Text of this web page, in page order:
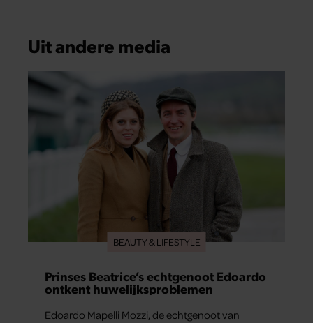
Uit andere media
BEAUTY & LIFESTYLE
Prinses Beatrice’s echtgenoot Edoardo
ontkent huwelijksproblemen
Edoardo Mapelli Mozzi, de echtgenoot van